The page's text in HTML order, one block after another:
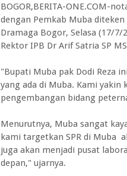
BOGOR,BERITA-ONE.COM-
dengan Pemkab Muba
Dramaga Bogor, Selasa (17/
Rektor IPB Dr Arif Satria SP
"Bupati Muba pak Dodi Reza
yang ada di Muba. Kami
pengembangan bidang
Menurutnya, Muba sangat
kami targetkan SPR di Muba
juga akan menjadi pusat
depan," ujarnya.